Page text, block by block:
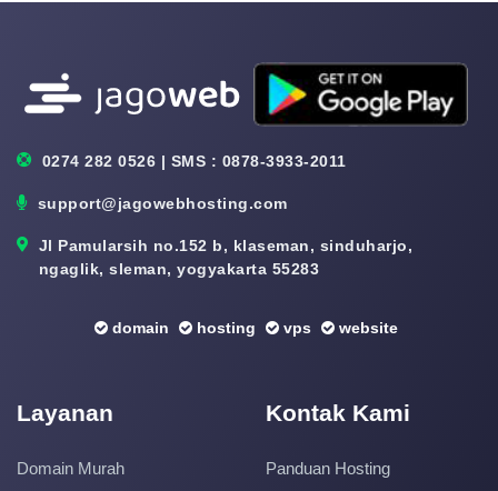
0274 282 0526 | SMS : 0878-3933-2011
support@jagowebhosting.com
Jl Pamularsih no.152 b, klaseman, sinduharjo,
ngaglik, sleman, yogyakarta 55283
domain hosting vps website
Layanan
Domain Murah
Kontak Kami
Panduan Hosting